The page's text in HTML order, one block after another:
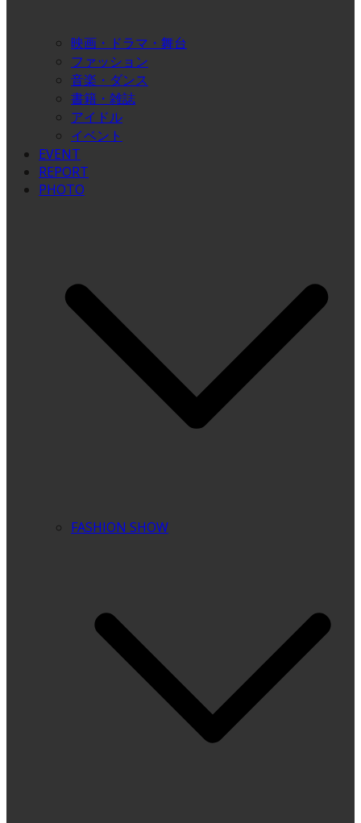
映画・ドラマ・舞台
ファッション
音楽・ダンス
書籍・雑誌
アイドル
イベント
EVENT
REPORT
PHOTO
FASHION SHOW